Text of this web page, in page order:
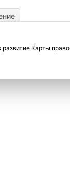
развитие Карты